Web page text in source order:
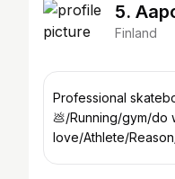
5.
Finland
Professional
💩/Running/gym/do
love/Athlete/